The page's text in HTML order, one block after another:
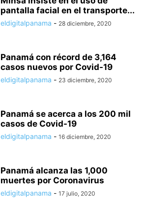
pantalla facial en el transporte...
eldigitalpanama - 28 diciembre, 2020
Panamá con récord de 3,164
casos nuevos por Covid-19
eldigitalpanama - 23 diciembre, 2020
Panamá se acerca a los 200 mil
casos de Covid-19
eldigitalpanama - 16 diciembre, 2020
Panamá alcanza las 1,000
muertes por Coronavirus
eldigitalpanama - 17 julio, 2020